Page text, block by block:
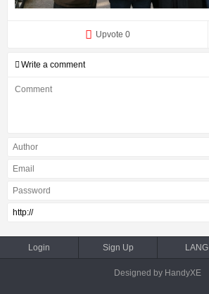
Upvote 0
Write a comment
Login Sign Up LANG
Designed by HandyXE